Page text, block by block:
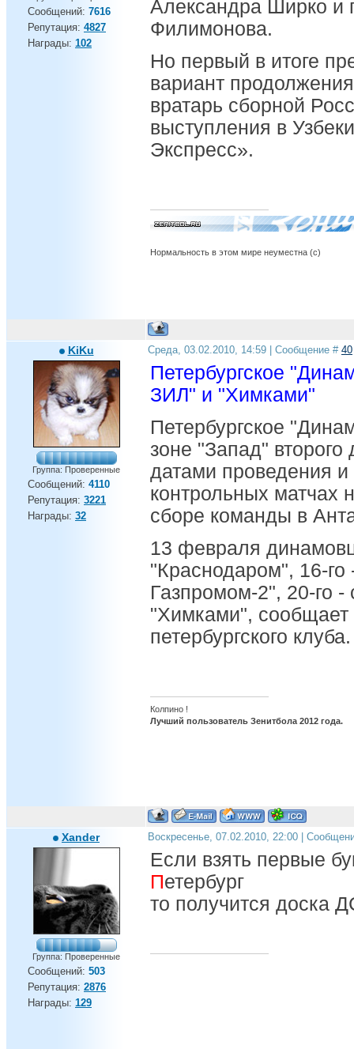
Сообщений: 7616
Репутация: 4827
Награды: 102
Александра Ширко и
Филимонова.
Но первый в итоге
вариант
вратарь сборной
выступления в
Экспресс».
Нормальность в этом мире неуместна (с)
KiKu
Группа: Проверенные
Сообщений: 4110
Репутация: 3221
Награды: 32
Среда, 03.02.2010, 14:59 | Сообщение # 40
Петербургское
ЗИЛ" и "Химками"
Петербургское
зоне "Запад"
датами проведения
контрольных матчах
сборе команды в
13 февраля
"Краснодаром", 16-го
Газпромом-2", 20-го
"Химками",
петербургского клуба.
Колпино !
Лучший пользователь Зенитбола 2012 года.
Xander
Группа: Проверенные
Сообщений: 503
Репутация: 2876
Награды: 129
Воскресенье, 07.02.2010, 22:00 |
Если взять первые
Петербург
то получится доска